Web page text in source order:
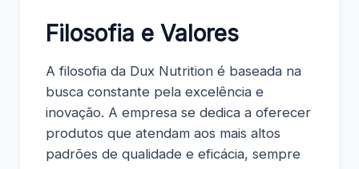
Filosofia e Valores
A filosofia da Dux Nutrition é baseada na
busca constante pela excelência e
inovação. A empresa se dedica a oferecer
produtos que atendam aos mais altos
padrões de qualidade e eficácia, sempre